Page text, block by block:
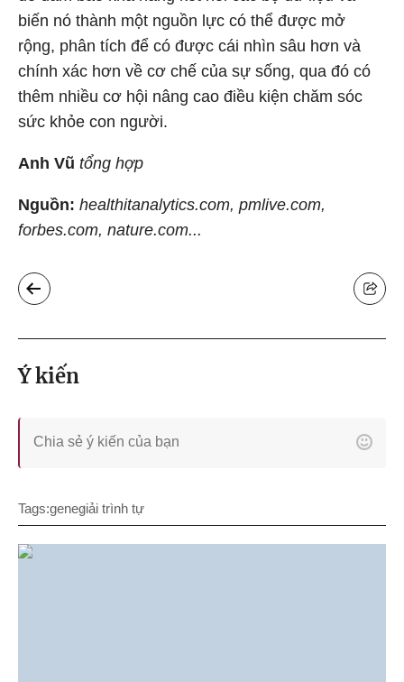
biến nó thành một nguồn lực có thể được mở
rộng, phân tích để có được cái nhìn sâu hơn và
chính xác hơn về cơ chế của sự sống, qua đó có
thêm nhiều cơ hội nâng cao điều kiện chăm sóc
sức khỏe con người.
Anh Vũ tổng hợp
Nguồn: healthitanalytics.com, pmlive.com,
forbes.com, nature.com...
Ý kiến
Tags:genegiải trình tự